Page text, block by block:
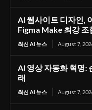
AI 웹사이트 디자인,
Figma Make 최강 조
최신 AI 뉴스 August 7,
AI 영상 자동화 혁명:
래
최신 AI 뉴스 August 7,